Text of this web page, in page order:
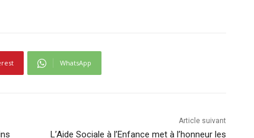
WhatsApp
Article suivant
L’Aide Sociale à l’Enfance met à l’honneur les